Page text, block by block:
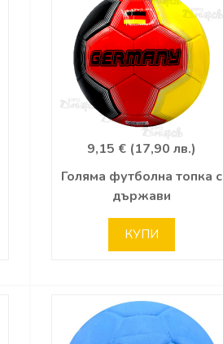
9,15 € (17,90 лв.)
Голяма футболна топка с
държави
КУПИ